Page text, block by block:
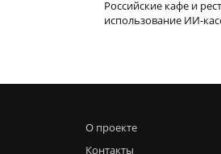
Российские кафе и
использование ИИ-
О проекте
Контакты